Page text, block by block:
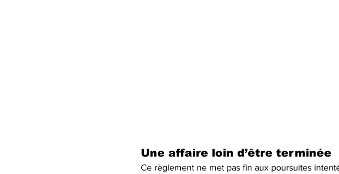
Une affaire loin d’être terminée
Ce règlement ne met pas fin aux poursuites